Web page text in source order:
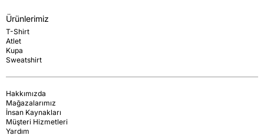
Ürünlerimiz
T-Shirt
Atlet
Kupa
Sweatshirt
Hakkımızda
Mağazalarımız
İnsan Kaynakları
Müşteri Hizmetleri
Yardım